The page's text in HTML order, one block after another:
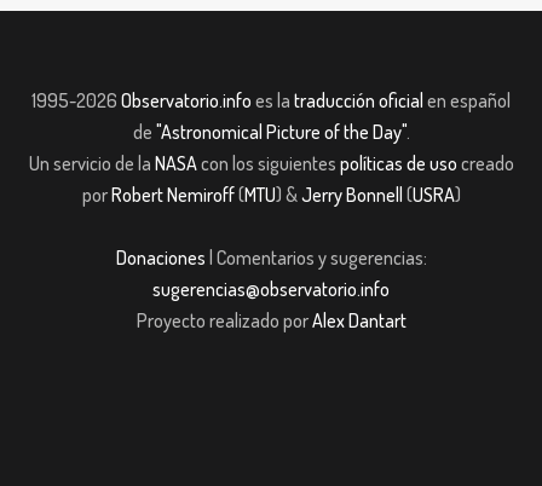
1995-2026 Observatorio.info es la traducción oficial en español
de "Astronomical Picture of the Day".
Un servicio de la NASAcon los siguientes políticas de uso creado
porRobert Nemiroff(MTU) &Jerry Bonnell (USRA)
Donaciones | Comentarios y sugerencias:
sugerencias@observatorio.info
Proyecto realizado porAlex Dantart